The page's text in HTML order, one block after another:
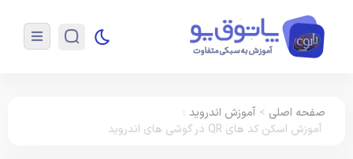
صفحه اصلی > آموزش اندروید :
آموزش اسکن کد های QR در گوشی های اندروید